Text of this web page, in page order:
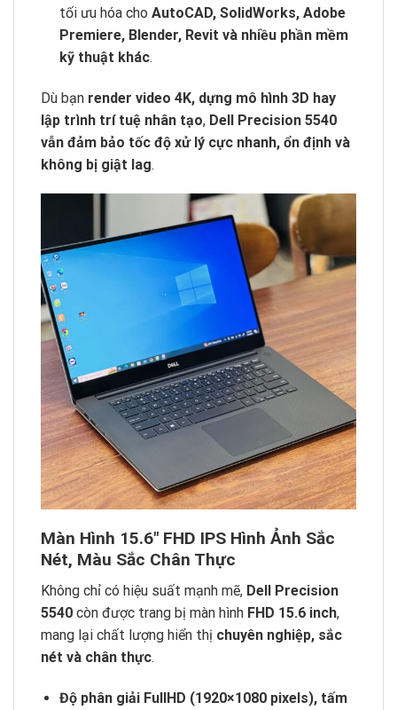
tối ưu hóa cho AutoCAD, SolidWorks, Adobe
Premiere, Blender, Revit và nhiều phần mềm
kỹ thuật khác.
Dù bạn render video 4K, dựng mô hình 3D hay
lập trình trí tuệ nhân tạo, Dell Precision 5540
vẫn đảm bảo tốc độ xử lý cực nhanh, ổn định và
không bị giật lag.
Màn Hình 15.6″ FHD IPS Hình Ảnh Sắc
Nét, Màu Sắc Chân Thực
Không chỉ có hiệu suất mạnh mẽ, Dell Precision
5540 còn được trang bị màn hình FHD 15.6 inch,
mang lại chất lượng hiển thị chuyên nghiệp, sắc
nét và chân thực.
Độ phân giải FullHD (1920×1080 pixels), tấm